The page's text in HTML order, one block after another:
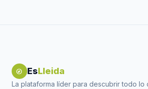
explore EsLleida
La plataforma líder para descubrir todo lo